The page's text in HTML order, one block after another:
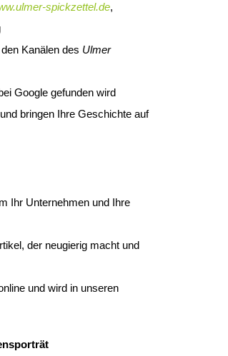
spickzettel.de,
Kanälen des Ulmer
Google gefunden wird
bringen Ihre Geschichte auf
Ihr Unternehmen und Ihre
der neugierig macht und
und wird in unseren